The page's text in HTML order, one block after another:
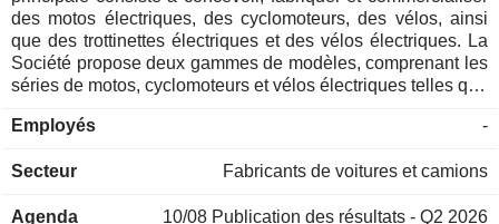
des motos électriques, des cyclomoteurs, des vélos, ainsi
que des trottinettes électriques et des vélos électriques. La
Société propose deux gammes de modèles, comprenant les
séries de motos, cyclomoteurs et vélos électriques telles que
de micro-mobilité telles que la série de trottinettes KQi et la
et fournit des services aux utilisateurs par le biais de canaux
accessoires et des pièces de rechange, notamment des
Employés -
Secteur Fabricants de voitures et camions
Agenda 10/08 Publication des résultats - Q2 2026